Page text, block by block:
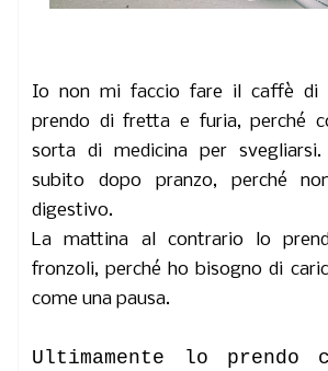
Io non mi faccio fare il caffè di
prendo di fretta e furia, perché
sorta di medicina per
subito dopo pranzo, perché
digestivo.
La mattina al contrario lo
fronzoli, perché ho bisogno di
come una pausa.
Ultimamente lo prendo